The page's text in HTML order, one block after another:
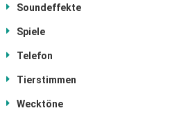
Soundeffekte
Spiele
Telefon
Tierstimmen
Wecktöne